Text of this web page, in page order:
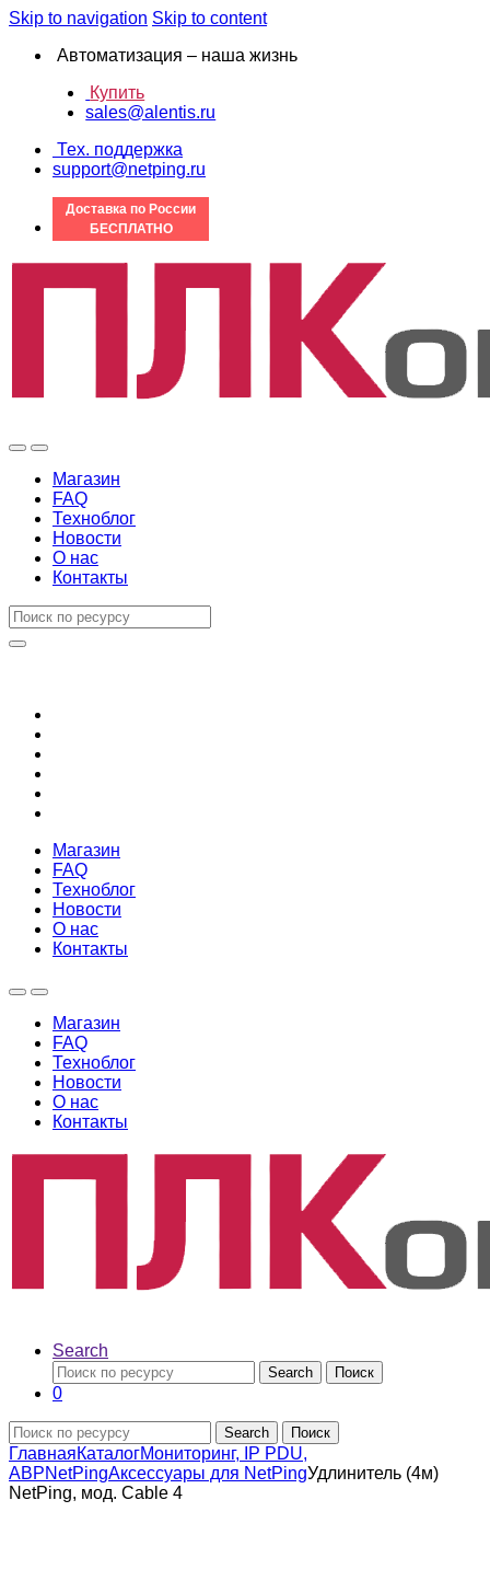
Skip to navigation Skip to content
Автоматизация – наша жизнь
Купить
sales@alentis.ru
Тех. поддержка
support@netping.ru
Доставка по России
БЕСПЛАТНО
Магазин
FAQ
Техноблог
Новости
О нас
Контакты
Магазин
FAQ
Техноблог
Новости
О нас
Контакты
Магазин
FAQ
Техноблог
Новости
О нас
Контакты
Search
Search Поиск
0
Search Поиск
ГлавнаяКаталогМониторинг, IP PDU,
АВРNetPingАксессуары для NetPingУдлинитель (4м)
NetPing, мод. Cable 4